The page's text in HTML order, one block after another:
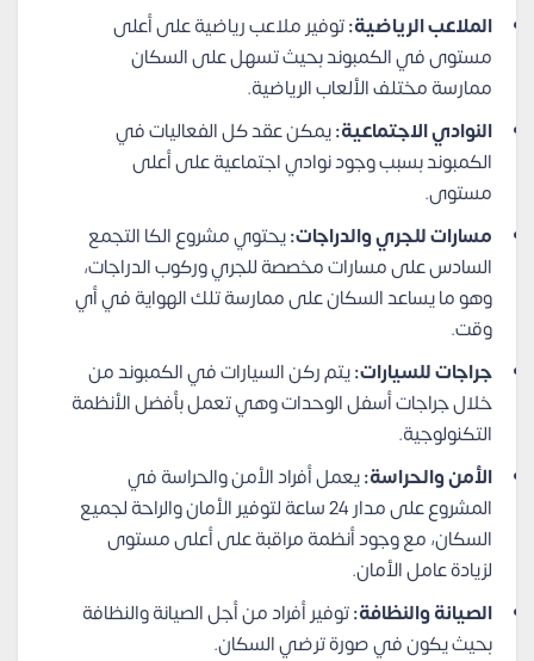
الملاعب الرياضية:توفير ملاعب رياضية على أعلى
مستوى في الكمبوند بحيث تسهل على السكان
ممارسة مختلف الألعاب الرياضية.
النوادي الاجتماعية:يمكن عقد كل الفعاليات في
الكمبوند بسبب وجود نوادي اجتماعية على أعلى
مستوى.
مسارات للجري والدراجات:يحتوي مشروع الكا التجمع
السادس على مسارات مخصصة للجري وركوب الدراجات،
وهو ما يساعد السكان على ممارسة تلك الهواية في أي
وقت.
جراجات للسيارات:يتم ركن السيارات في الكمبوند من
خلال جراجات أسفل الوحدات وهي تعمل بأفضل الأنظمة
التكنولوجية.
الأمن والحراسة:يعمل أفراد الأمن والحراسة في
المشروع على مدار 24 ساعة لتوفير الأمان والراحة لجميع
السكان، مع وجود أنظمة مراقبة على أعلى مستوى
لزيادة عامل الأمان.
الصيانة والنظافة:توفير أفراد من أجل الصيانة والنظافة
بحيث يكون في صورة ترضي السكان.